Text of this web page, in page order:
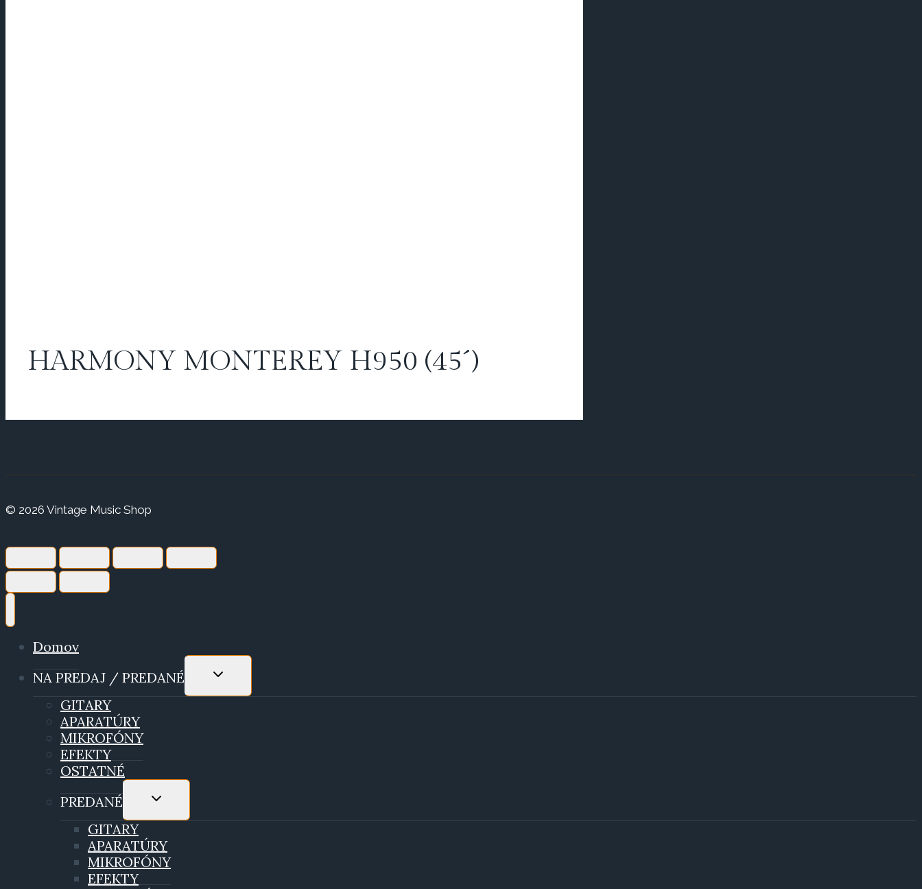
HARMONY MONTEREY H950 (45´)
© 2026 Vintage Music Shop
Domov
NA PREDAJ / PREDANÉ
TOGGLE
MENU
GITARY
APARATÚRY
MIKROFÓNY
EFEKTY
OSTATNÉ
PREDANÉ
TOGGLE
MENU
GITARY
APARATÚRY
MIKROFÓNY
EFEKTY